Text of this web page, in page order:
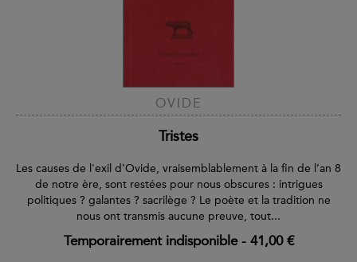
OVIDE
Tristes
Les causes de l'exil d’Ovide, vraisemblablement à la fin de l’an 8
de notre ère, sont restées pour nous obscures : intrigues
politiques ? galantes ? sacrilège ? Le poète et la tradition ne
nous ont transmis aucune preuve, tout...
Temporairement indisponible- 41,00 €